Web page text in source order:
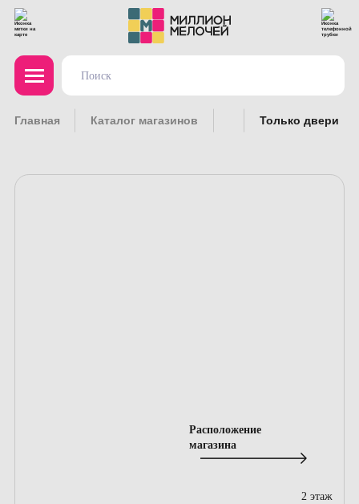
Главная Каталог магазинов Только двери
Расположение
магазина
2 этаж